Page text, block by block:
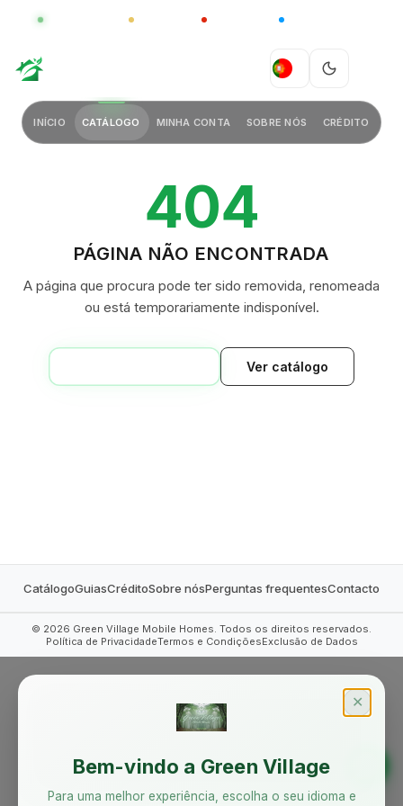
GLOBAL CHINA
PT
INÍCIO CATÁLOGO MINHA CONTA SOBRE NÓS CRÉDITO
404
PÁGINA NÃO ENCONTRADA
A página que procura pode ter sido removida, renomeada
ou está temporariamente indisponível.
Ver catálogo
CatálogoGuiasCréditoSobre nósPerguntas frequentesContacto
© 2026 Green Village Mobile Homes. Todos os direitos reservados.
Política de PrivacidadeTermos e CondiçõesExclusão de Dados
✕
Bem-vindo a Green Village
Para uma melhor experiência, escolha o seu idioma e